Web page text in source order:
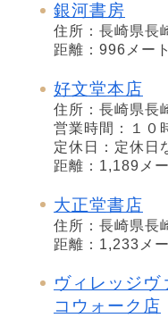
銀河書房
住所：長崎県長
距離：996メー
好文堂本店
住所：長崎県長
営業時間：１０
定休日：定休日
距離：1,189メ
大正堂書店
住所：長崎県長
距離：1,233メ
ヴィレッジヴ
コウォーク店